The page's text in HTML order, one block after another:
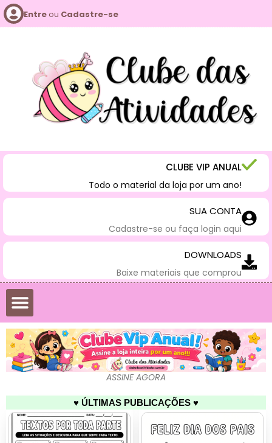
Entreou Cadastre-se
CLUBE VIP ANUAL
Todo o material da loja por um ano!
SUA CONTA
Cadastre-se ou faça login aqui
DOWNLOADS
Baixe materiais que comprou
ASSINE AGORA
♥ ÚLTIMAS PUBLICAÇÕES ♥